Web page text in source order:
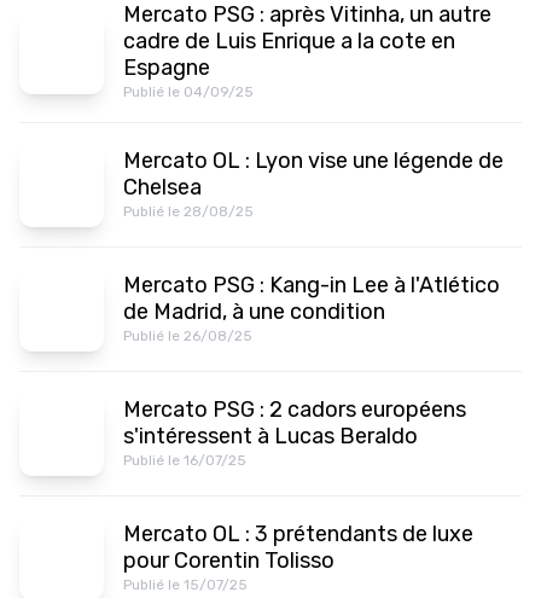
Mercato PSG : après Vitinha, un autre
cadre de Luis Enrique a la cote en
Espagne
Publié le 04/09/25
Mercato OL : Lyon vise une légende de
Chelsea
Publié le 28/08/25
Mercato PSG : Kang-in Lee à l'Atlético
de Madrid, à une condition
Publié le 26/08/25
Mercato PSG : 2 cadors européens
s'intéressent à Lucas Beraldo
Publié le 16/07/25
Mercato OL : 3 prétendants de luxe
pour Corentin Tolisso
Publié le 15/07/25